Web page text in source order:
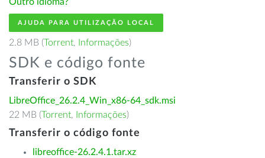
AJUDA PARA UTILIZAÇÃO LOCAL
2.8 MB (Torrent, Informações)
SDK e código fonte
Transferir o SDK
LibreOffice_26.2.4_Win_x86-64_sdk.msi
22 MB (Torrent, Informações)
Transferir o código fonte
libreoffice-26.2.4.1.tar.xz